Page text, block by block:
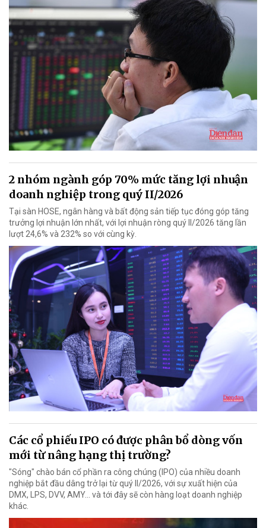
2 nhóm ngành góp 70% mức tăng lợi nhuận
doanh nghiệp trong quý II/2026
Tại sàn HOSE, ngân hàng và bất động sản tiếp tục đóng góp tăng
trưởng lợi nhuận lớn nhất, với lợi nhuận ròng quý II/2026 tăng lần
lượt 24,6% và 232% so với cùng kỳ.
Các cổ phiếu IPO có được phân bổ dòng vốn
mới từ nâng hạng thị trường?
"Sóng" chào bán cổ phần ra công chúng (IPO) của nhiều doanh
nghiệp bắt đầu dâng trở lại từ quý II/2026, với sự xuất hiện của
DMX, LPS, DVV, AMY... và tới đây sẽ còn hàng loạt doanh nghiệp
khác.